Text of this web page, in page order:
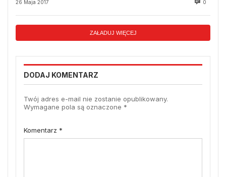
26 Maja 2017 0
ZAŁADUJ WIĘCEJ
DODAJ KOMENTARZ
Twój adres e-mail nie zostanie opublikowany.
Wymagane pola są oznaczone *
Komentarz *